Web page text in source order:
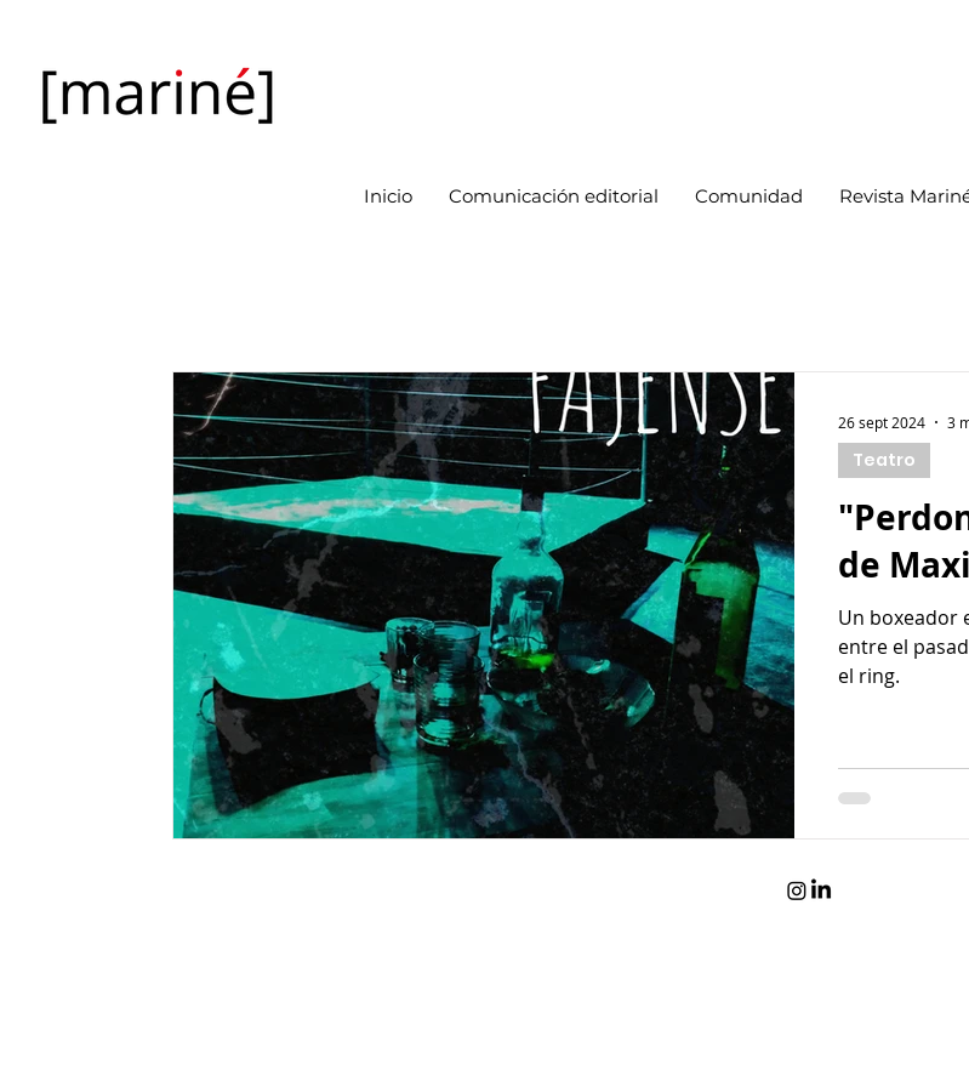
Inicio Comunicación editorial Comunidad Revista
de
Un boxeador
entre el
el ring.
Teatro
26 sept 2024 3